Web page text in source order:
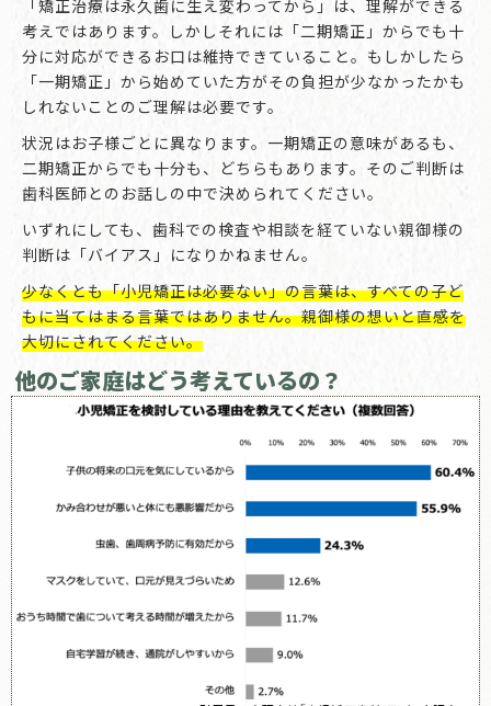
「矯正治療は永久歯に生え変わってから」は、理解ができる
考えではあります。しかしそれには「二期矯正」からでも十
分に対応ができるお口は維持できていること。もしかしたら
「一期矯正」から始めていた方がその負担が少なかったかも
しれないことのご理解は必要です。
状況はお子様ごとに異なります。一期矯正の意味があるも、
二期矯正からでも十分も、どちらもあります。そのご判断は
歯科医師とのお話しの中で決められてください。
いずれにしても、歯科での検査や相談を経ていない親御様の
判断は「バイアス」になりかねません。
少なくとも「小児矯正は必要ない」の言葉は、すべての子ど
もに当てはまる言葉ではありません。親御様の想いと直感を
大切にされてください。
他のご家庭はどう考えているの？